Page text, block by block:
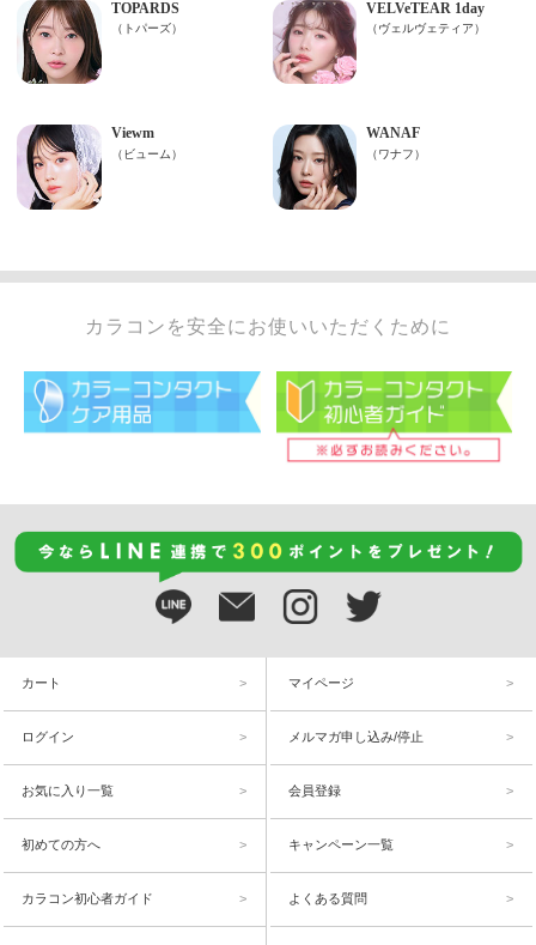
カラコンを安全にお使いいただくために
カート マイページ
ログイン メルマガ申し込み/停止
お気に入り一覧 会員登録
初めての方へ キャンペーン一覧
カラコン初心者ガイド よくある質問